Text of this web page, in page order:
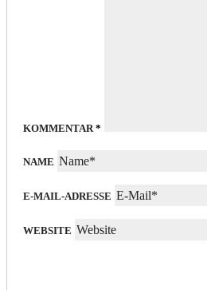
KOMMENTAR*
NAME
E-MAIL-ADRESSE
WEBSITE